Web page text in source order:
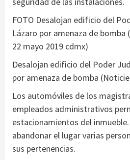
FOTO Desalojan edificio del
Lázaro por amenaza de bomba
22 mayo 2019 cdmx)
Desalojan edificio del Poder
por amenaza de bomba
Los automóviles de los
empleados administrativos
estacionamientos del
abandonar el lugar varias
sus pertenencias.